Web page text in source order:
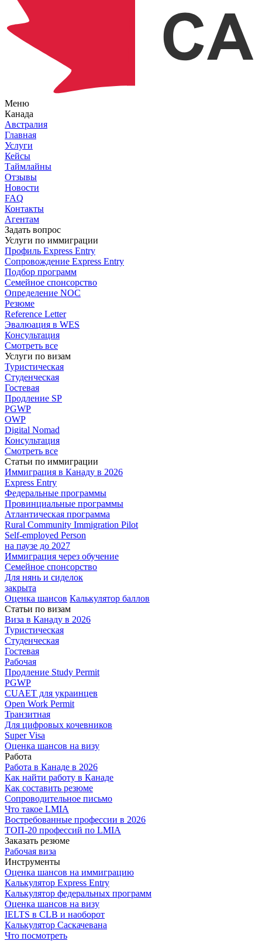
Меню
Канада
Австралия
Главная
Услуги
Кейсы
Таймлайны
Отзывы
Новости
FAQ
Контакты
Агентам
Задать вопрос
Услуги по иммиграции
Профиль Express Entry
Сопровождение Express Entry
Подбор программ
Семейное спонсорство
Определение NOC
Резюме
Reference Letter
Эвалюация в WES
Консультация
Смотреть все
Услуги по визам
Туристическая
Студенческая
Гостевая
Продление SP
PGWP
OWP
Digital Nomad
Консультация
Смотреть все
Статьи по иммиграции
Иммиграция в Канаду в 2026
Express Entry
Федеральные программы
Провинциальные программы
Атлантическая программа
Rural Community Immigration Pilot
Self-employed Person
на паузе до 2027
Иммиграция через обучение
Семейное спонсорство
Для нянь и сиделок
закрыта
Оценка шансов Калькулятор баллов
Статьи по визам
Виза в Канаду в 2026
Туристическая
Студенческая
Гостевая
Рабочая
Продление Study Permit
PGWP
CUAET для украинцев
Open Work Permit
Транзитная
Для цифровых кочевников
Super Visa
Оценка шансов на визу
Работа
Работа в Канаде в 2026
Как найти работу в Канаде
Как составить резюме
Сопроводительное письмо
Что такое LMIA
Востребованные профессии в 2026
ТОП-20 профессий по LMIA
Заказать резюме
Рабочая виза
Инструменты
Оценка шансов на иммиграцию
Калькулятор Express Entry
Калькулятор федеральных программ
Оценка шансов на визу
IELTS в CLB и наоборот
Калькулятор Саскачевана
Что посмотреть